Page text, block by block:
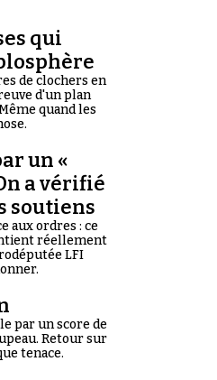
qui
de clochers en
d'un plan
quand les
un «
a vérifié
soutiens
aux ordres : ce
réellement
LFI
par un score de
Retour sur
tenace.